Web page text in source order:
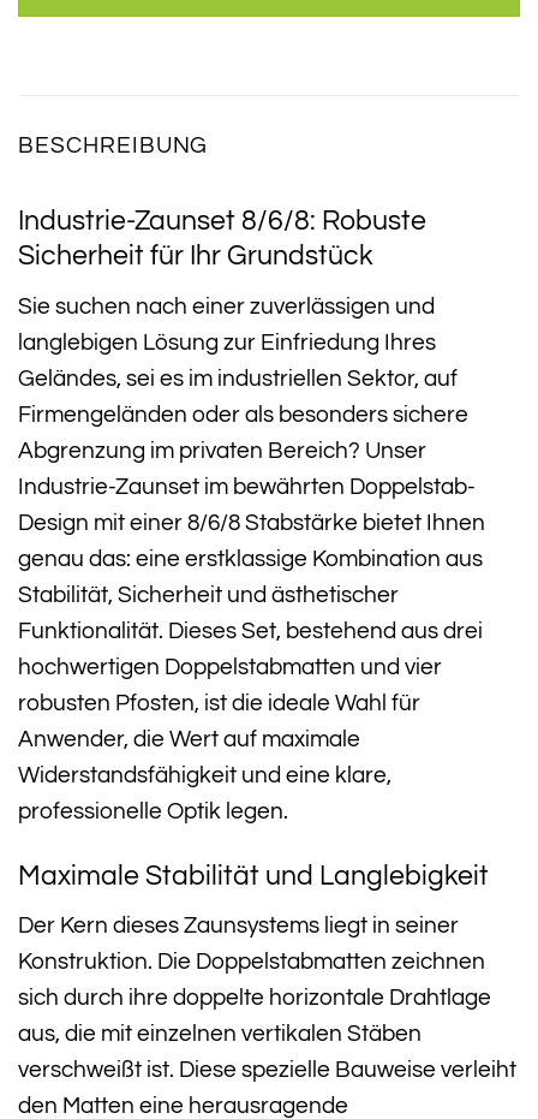
BESCHREIBUNG
Industrie-Zaunset 8/6/8: Robuste
Sicherheit für Ihr Grundstück
Sie suchen nach einer zuverlässigen und
langlebigen Lösung zur Einfriedung Ihres
Geländes, sei es im industriellen Sektor, auf
Firmengeländen oder als besonders sichere
Abgrenzung im privaten Bereich? Unser
Industrie-Zaunset im bewährten Doppelstab-
Design mit einer 8/6/8 Stabstärke bietet Ihnen
genau das: eine erstklassige Kombination aus
Stabilität, Sicherheit und ästhetischer
Funktionalität. Dieses Set, bestehend aus drei
hochwertigen Doppelstabmatten und vier
robusten Pfosten, ist die ideale Wahl für
Anwender, die Wert auf maximale
Widerstandsfähigkeit und eine klare,
professionelle Optik legen.
Maximale Stabilität und Langlebigkeit
Der Kern dieses Zaunsystems liegt in seiner
Konstruktion. Die Doppelstabmatten zeichnen
sich durch ihre doppelte horizontale Drahtlage
aus, die mit einzelnen vertikalen Stäben
verschweißt ist. Diese spezielle Bauweise verleiht
den Matten eine herausragende